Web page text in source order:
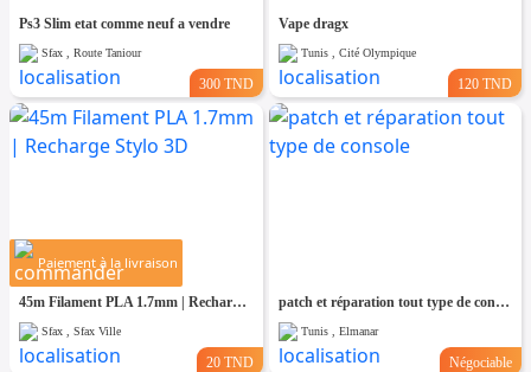
Ps3 Slim etat comme neuf a vendre
Sfax , Route Taniour
300 TND
Vape dragx
Tunis , Cité Olympique
120 TND
Paiement à la livraison
45m Filament PLA 1.7mm | Recharge Stylo 3D
Sfax , Sfax Ville
20 TND
patch et réparation tout type de console
Tunis , Elmanar
Négociable